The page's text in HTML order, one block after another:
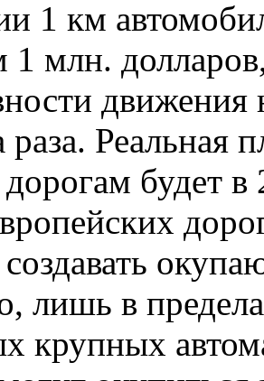
1 км
млн.
раза. Реальная
будет
лишь в
крупных